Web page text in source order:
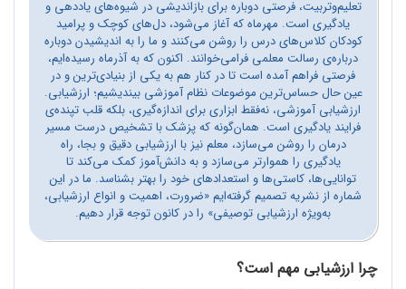
تعلیم‌وتربیت، فرصتی دوباره برای بازاندیشی در شیوه‌های یاددهی و
یادگیری است. مهرماه که آغاز می‌شود، دل‌های کوچک و پرامید
کودکان کلاس‌های درس را روشن می‌کنند و ما را به اندیشیدن دوباره
درباره‌ی رسالت معلمی فرامی‌خوانند. اکنون که به آذرماه رسیده‌ایم،
فرصتی فراهم آمده است تا در کنار هم به یکی از بنیادی‌ترین و در
عین حال حساس‌ترین موضوعات نظام آموزشی بیندیشیم؛ ارزشیابی.
ارزشیابی آموزشی، نه‌فقط ابزاری برای اندازه‌گیری، بلکه قلب تپنده‌ی
فرایند یادگیری است. همان‌گونه که پزشک با تشخیص درست مسیر
درمان را روشن می‌سازد، معلم نیز با ارزشیابی دقیق و بجا، راه
یادگیری را هموارتر می‌سازد و به دانش‌آموز کمک می‌کند تا
توانایی‌ها، کاستی‌ها و استعدادهای خود را بهتر بشناسد. ما در این
شماره از نشریه تصمیم گرفته‌ایم «ضرورت، اهمیت و انواع ارزشیابی،
به‌ویژه ارزشیابی توصیفی» را در کانون توجه قرار دهیم.
چرا ارزشیابی مهم است؟